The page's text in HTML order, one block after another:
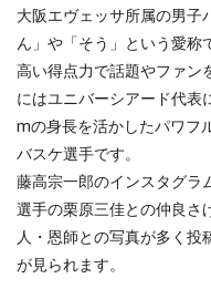
大阪エヴェッサ所属の男子
ん」や「そう」という愛称
高い得点力で話題やファン
にはユニバーシアード代表
mの身長を活かしたパワフ
バスケ選手です。
藤高宗一郎のインスタグラ
選手の栗原三佳との仲良さ
人・恩師との写真が多く
が見られます。